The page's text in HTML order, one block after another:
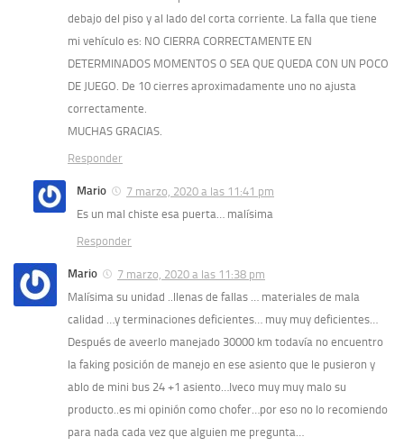
debajo del piso y al lado del corta corriente. La falla que tiene
mi vehículo es: NO CIERRA CORRECTAMENTE EN
DETERMINADOS MOMENTOS O SEA QUE QUEDA CON UN POCO
DE JUEGO. De 10 cierres aproximadamente uno no ajusta
correctamente.
MUCHAS GRACIAS.
Responder
Mario
7 marzo, 2020 a las 11:41 pm
Es un mal chiste esa puerta… malísima
Responder
Mario
7 marzo, 2020 a las 11:38 pm
Malísima su unidad ..llenas de fallas … materiales de mala
calidad …y terminaciones deficientes… muy muy deficientes…
Después de aveerlo manejado 30000 km todavía no encuentro
la faking posición de manejo en ese asiento que le pusieron y
ablo de mini bus 24 +1 asiento…Iveco muy muy malo su
producto..es mi opinión como chofer…por eso no lo recomiendo
para nada cada vez que alguien me pregunta…